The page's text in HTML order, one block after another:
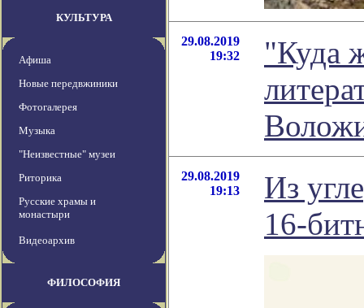
КУЛЬТУРА
Афиша
Новые передвжиники
Фотогалерея
Музыка
"Неизвестные" музеи
Риторика
Русские храмы и
монастыри
Видеоархив
ФИЛОСОФИЯ
29.08.2019
19:32
"Куда
29.08.2019
19:13
Из
16-